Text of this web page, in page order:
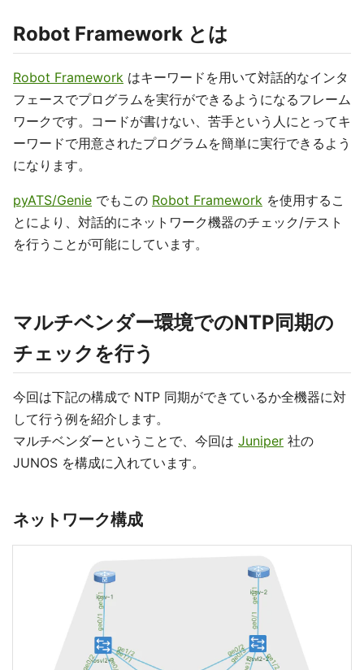
Robot Framework とは
Robot Framework はキーワードを用いて対話的なインタ
フェースでプログラムを実行ができるようになるフレーム
ワークです。コードが書けない、苦手という人にとってキ
ーワードで用意されたプログラムを簡単に実行できるよう
になります。
pyATS/Genie でもこの Robot Framework を使用するこ
とにより、対話的にネットワーク機器のチェック/テスト
を行うことが可能にしています。
マルチベンダー環境でのNTP同期の
チェックを行う
今回は下記の構成で NTP 同期ができているか全機器に対
して行う例を紹介します。
マルチベンダーということで、今回は Juniper 社の
JUNOS を構成に入れています。
ネットワーク構成